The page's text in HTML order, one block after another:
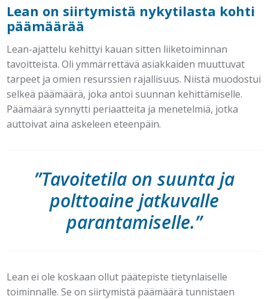
Lean on siirtymistä nykytilasta kohti
päämäärää
Lean-ajattelu kehittyi kauan sitten liiketoiminnan
tavoitteista. Oli ymmärrettävä asiakkaiden muuttuvat
tarpeet ja omien resurssien rajallisuus. Niistä muodostui
selkeä päämäärä, joka antoi suunnan kehittämiselle.
Päämäärä synnytti periaatteita ja menetelmiä, jotka
auttoivat aina askeleen eteenpäin.
”Tavoitetila on suunta ja
polttoaine jatkuvalle
parantamiselle.”
Lean ei ole koskaan ollut päätepiste tietynlaiselle
toiminnalle. Se on siirtymistä päämäärä tunnistaen